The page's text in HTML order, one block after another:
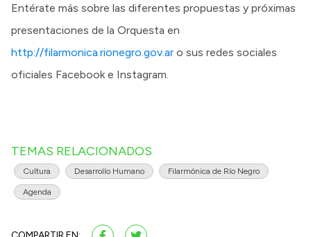
Entérate más sobre las diferentes propuestas y próximas
presentaciones de la Orquesta en
http://filarmonica.rionegro.gov.ar o sus redes sociales
oficiales Facebook e Instagram.
TEMAS RELACIONADOS
Cultura Desarrollo Humano Filarmónica de Río Negro
Agenda